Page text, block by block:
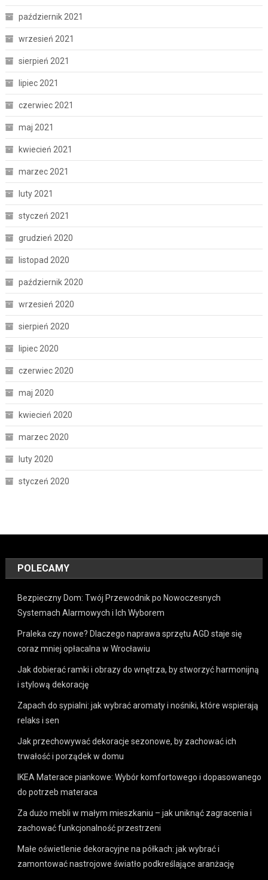
październik 2021
wrzesień 2021
sierpień 2021
lipiec 2021
czerwiec 2021
maj 2021
kwiecień 2021
marzec 2021
luty 2021
styczeń 2021
grudzień 2020
listopad 2020
październik 2020
wrzesień 2020
sierpień 2020
lipiec 2020
czerwiec 2020
maj 2020
kwiecień 2020
marzec 2020
luty 2020
styczeń 2020
POLECAMY
Bezpieczny Dom: Twój Przewodnik po Nowoczesnych
Systemach Alarmowych i Ich Wyborem
Praleka czy nowe? Dlaczego naprawa sprzętu AGD staje się
coraz mniej opłacalna w Wrocławiu
Jak dobierać ramki i obrazy do wnętrza, by stworzyć harmonijną
i stylową dekorację
Zapach do sypialni: jak wybrać aromaty i nośniki, które wspierają
relaks i sen
Jak przechowywać dekoracje sezonowe, by zachować ich
trwałość i porządek w domu
IKEA Materace piankowe: Wybór komfortowego i dopasowanego
do potrzeb materaca
Za dużo mebli w małym mieszkaniu – jak uniknąć zagracenia i
zachować funkcjonalność przestrzeni
Małe oświetlenie dekoracyjne na półkach: jak wybrać i
zamontować nastrojowe światło podkreślające aranżację